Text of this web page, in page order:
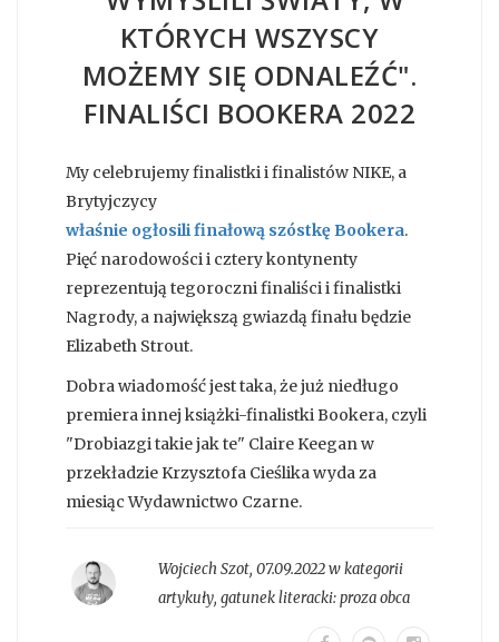
KTÓRYCH WSZYSCY
MOŻEMY SIĘ ODNALEŹĆ".
FINALIŚCI BOOKERA 2022
My celebrujemy finalistki i finalistów NIKE, a
Brytyjczycy
właśnie ogłosili finałową szóstkę Bookera.
Pięć narodowości i cztery kontynenty
reprezentują tegoroczni finaliści i finalistki
Nagrody, a największą gwiazdą finału będzie
Elizabeth Strout.
Dobra wiadomość jest taka, że już niedługo
premiera innej książki-finalistki Bookera, czyli
"Drobiazgi takie jak te" Claire Keegan w
przekładzie Krzysztofa Cieślika wyda za
miesiąc Wydawnictwo Czarne.
Wojciech Szot, 07.09.2022 w kategorii
artykuły, gatunek literacki:proza obca